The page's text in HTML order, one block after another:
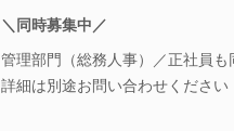
＼同時募集中／
管理部門（総務人事）／正社員も
詳細は別途お問い合わせください